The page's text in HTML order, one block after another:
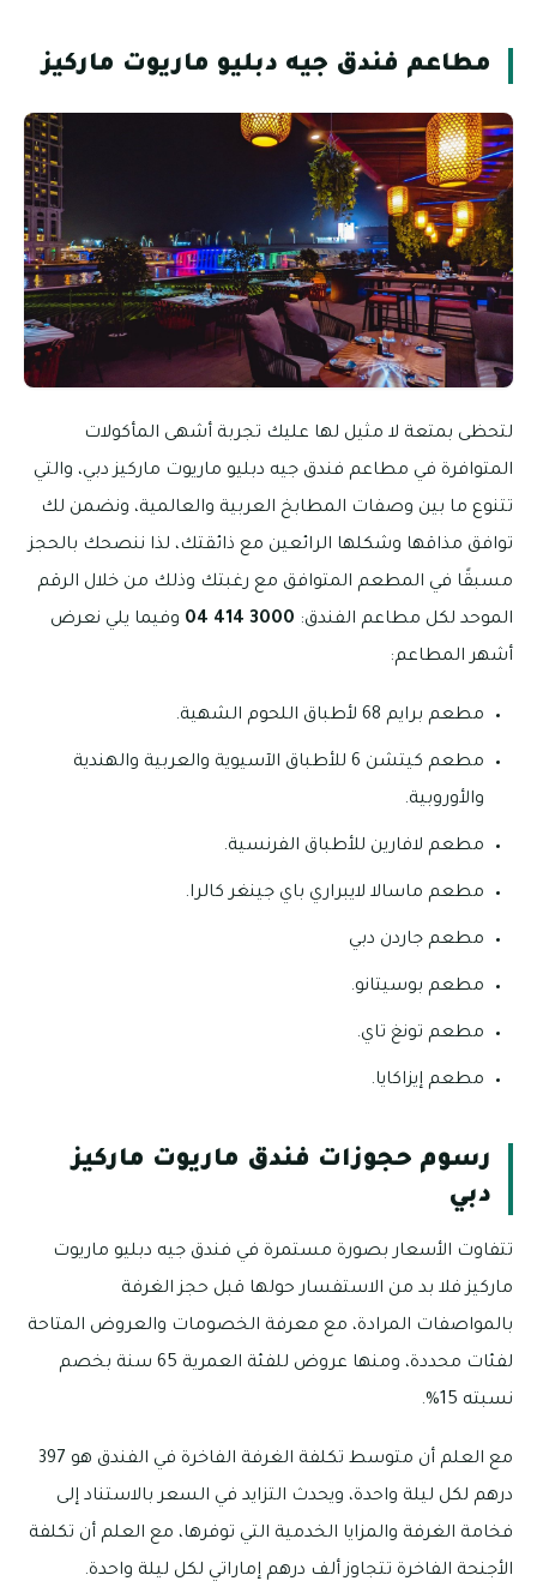
مطاعم فندق جيه دبليو ماريوت ماركيز
لتحظى بمتعة لا مثيل لها عليك تجربة أشهى المأكولات
المتوافرة في مطاعم فندق جيه دبليو ماريوت ماركيز دبي، والتي
تتنوع ما بين وصفات المطابخ العربية والعالمية، ونضمن لك
توافق مذاقها وشكلها الرائعين مع ذائقتك، لذا ننصحك بالحجز
مسبقًا في المطعم المتوافق مع رغبتك وذلك من خلال الرقم
الموحد لكل مطاعم الفندق: 3000 414 04
وفيما يلي نعرض
أشهر المطاعم:
مطعم برايم 68 لأطباق اللحوم الشهية.
مطعم كيتشن 6 للأطباق الآسيوية والعربية والهندية
والأوروبية.
مطعم لافارين للأطباق الفرنسية.
مطعم ماسالا لايبراري باي جينغر كالرا.
مطعم جاردن دبي
مطعم بوسيتانو.
مطعم تونغ تاي.
مطعم إيزاكايا.
رسوم حجوزات فندق ماريوت ماركيز
دبي
تتفاوت الأسعار بصورة مستمرة في فندق جيه دبليو ماريوت
ماركيز فلا بد من الاستفسار حولها قبل حجز الغرفة
بالمواصفات المرادة، مع معرفة الخصومات والعروض المتاحة
لفئات محددة، ومنها عروض للفئة العمرية 65 سنة بخصم
نسبته 15%.
مع العلم أن متوسط تكلفة الغرفة الفاخرة في الفندق هو 397
درهم لكل ليلة واحدة، ويحدث التزايد في السعر بالاستناد إلى
فخامة الغرفة والمزايا الخدمية التي توفرها، مع العلم أن تكلفة
الأجنحة الفاخرة تتجاوز ألف درهم إماراتي لكل ليلة واحدة.